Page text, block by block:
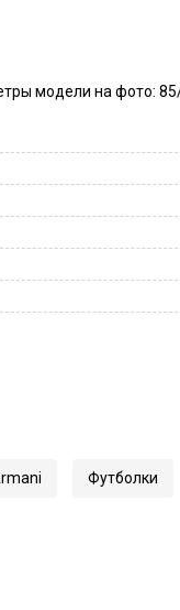
модели на фото:
Футболки